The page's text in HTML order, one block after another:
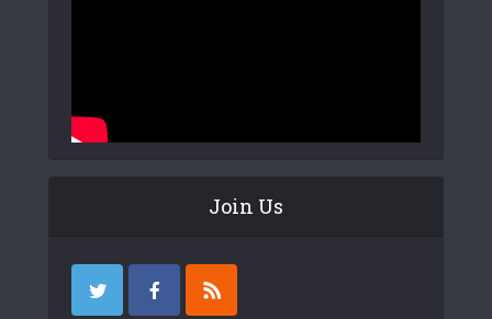
Join Us